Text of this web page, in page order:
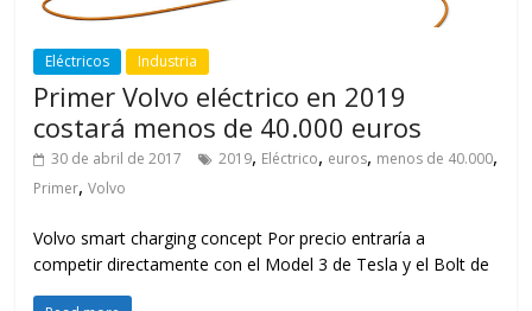
Eléctricos Industria
Primer Volvo eléctrico en 2019
costará menos de 40.000 euros
30 de abril de 2017 2019, Eléctrico, euros, menos de 40.000,
Primer,Volvo
Volvo smart charging concept Por precio entraría a
competir directamente con el Model 3 de Tesla y el Bolt de